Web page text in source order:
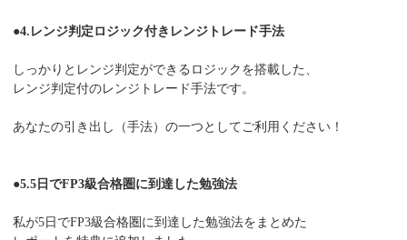
●4.レンジ判定ロジック付きレンジトレード手法
しっかりとレンジ判定ができるロジックを搭載した、
レンジ判定付のレンジトレード手法です。
あなたの引き出し（手法）の一つとしてご利用ください！
●5.5日でFP3級合格圏に到達した勉強法
私が5日でFP3級合格圏に到達した勉強法をまとめた